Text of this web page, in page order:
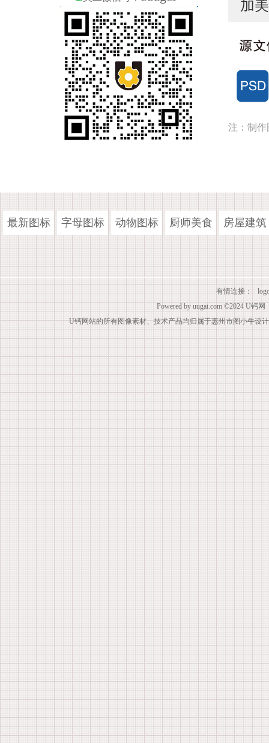
加
注：制作
最新图标 字母图标 动物图标 厨师美食 房屋建筑
有情连接：
Powered by uugai.com ©2024 U钙网
U钙网站的所有图像素材、技术产品均归属于惠州市图小牛设